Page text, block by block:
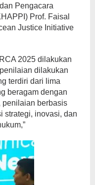
Pengacara
Prof. Faisal
Justice Initiative
2025 dilakukan
dilakukan
terdiri dari lima
beragam dengan
penilaian berbasis
strategi, inovasi, dan